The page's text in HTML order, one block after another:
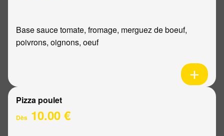
Base sauce tomate, fromage, merguez de boeuf,
poivrons, oignons, oeuf
Pizza poulet
Dès 10.00 €